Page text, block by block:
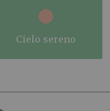
cielo sereno